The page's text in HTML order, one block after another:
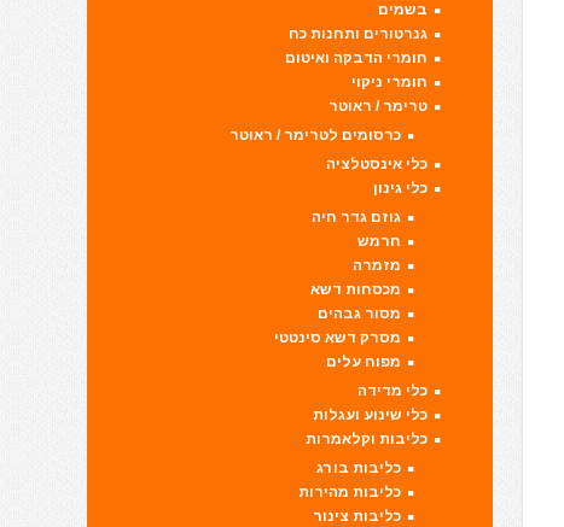
בשמים
גנרטורים ותחנות כח
חומרי הדבקה ואיטום
חומרי ניקוי
טרימר / ראוטר
כרסומים לטרימר / ראוטר
כלי אינסטלציה
כלי גינון
גוזם גדר חיה
חרמש
מזמרה
מכסחות דשא
מסור גבהים
מסרק דשא סינטטי
מפוח עלים
כלי מדידה
כלי שינוע ועגלות
כליבות וקלאמרות
כליבות בורג
כליבות מהירות
כליבות צינור